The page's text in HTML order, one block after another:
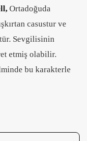
Ortadoğuda
casustur ve
Sevgilisinin
etmiş olabilir.
bu karakterle